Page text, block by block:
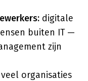
digitale
buiten IT —
zijn
veel organisaties